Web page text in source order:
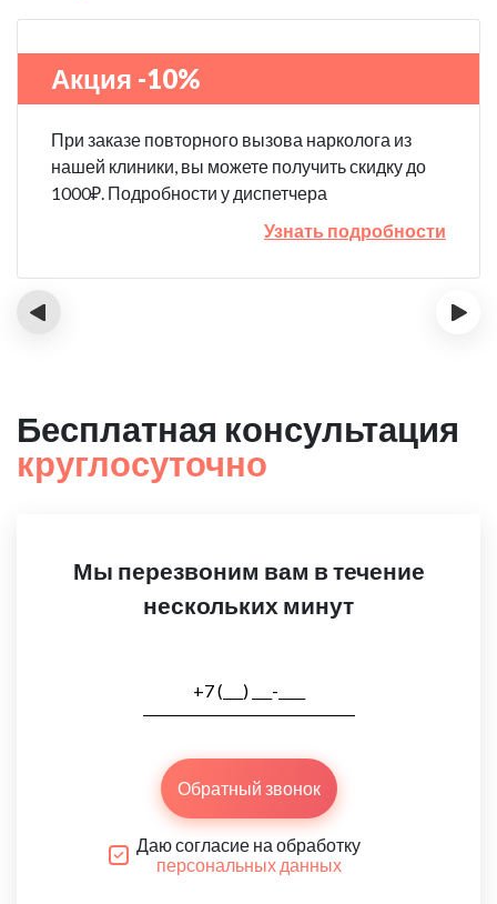
Акция -10%
При заказе повторного вызова нарколога из
нашей клиники, вы можете получить скидку до
1000₽. Подробности у диспетчера
Узнать подробности
‹ ›
Бесплатная консультация
круглосуточно
Мы перезвоним вам в течение
нескольких минут
Обратный звонок
Даю согласие на обработку
персональных данных